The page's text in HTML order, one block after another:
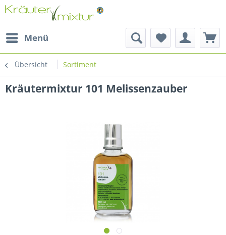
Menü
Übersicht Sortiment
Kräutermixtur 101 Melissenzauber